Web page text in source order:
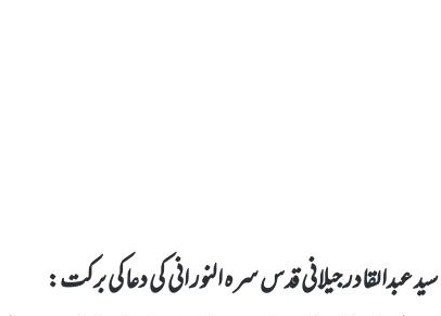
سید عبدالقادر جیلانی قدس سرہ النور انی کی دعا کی برکت: